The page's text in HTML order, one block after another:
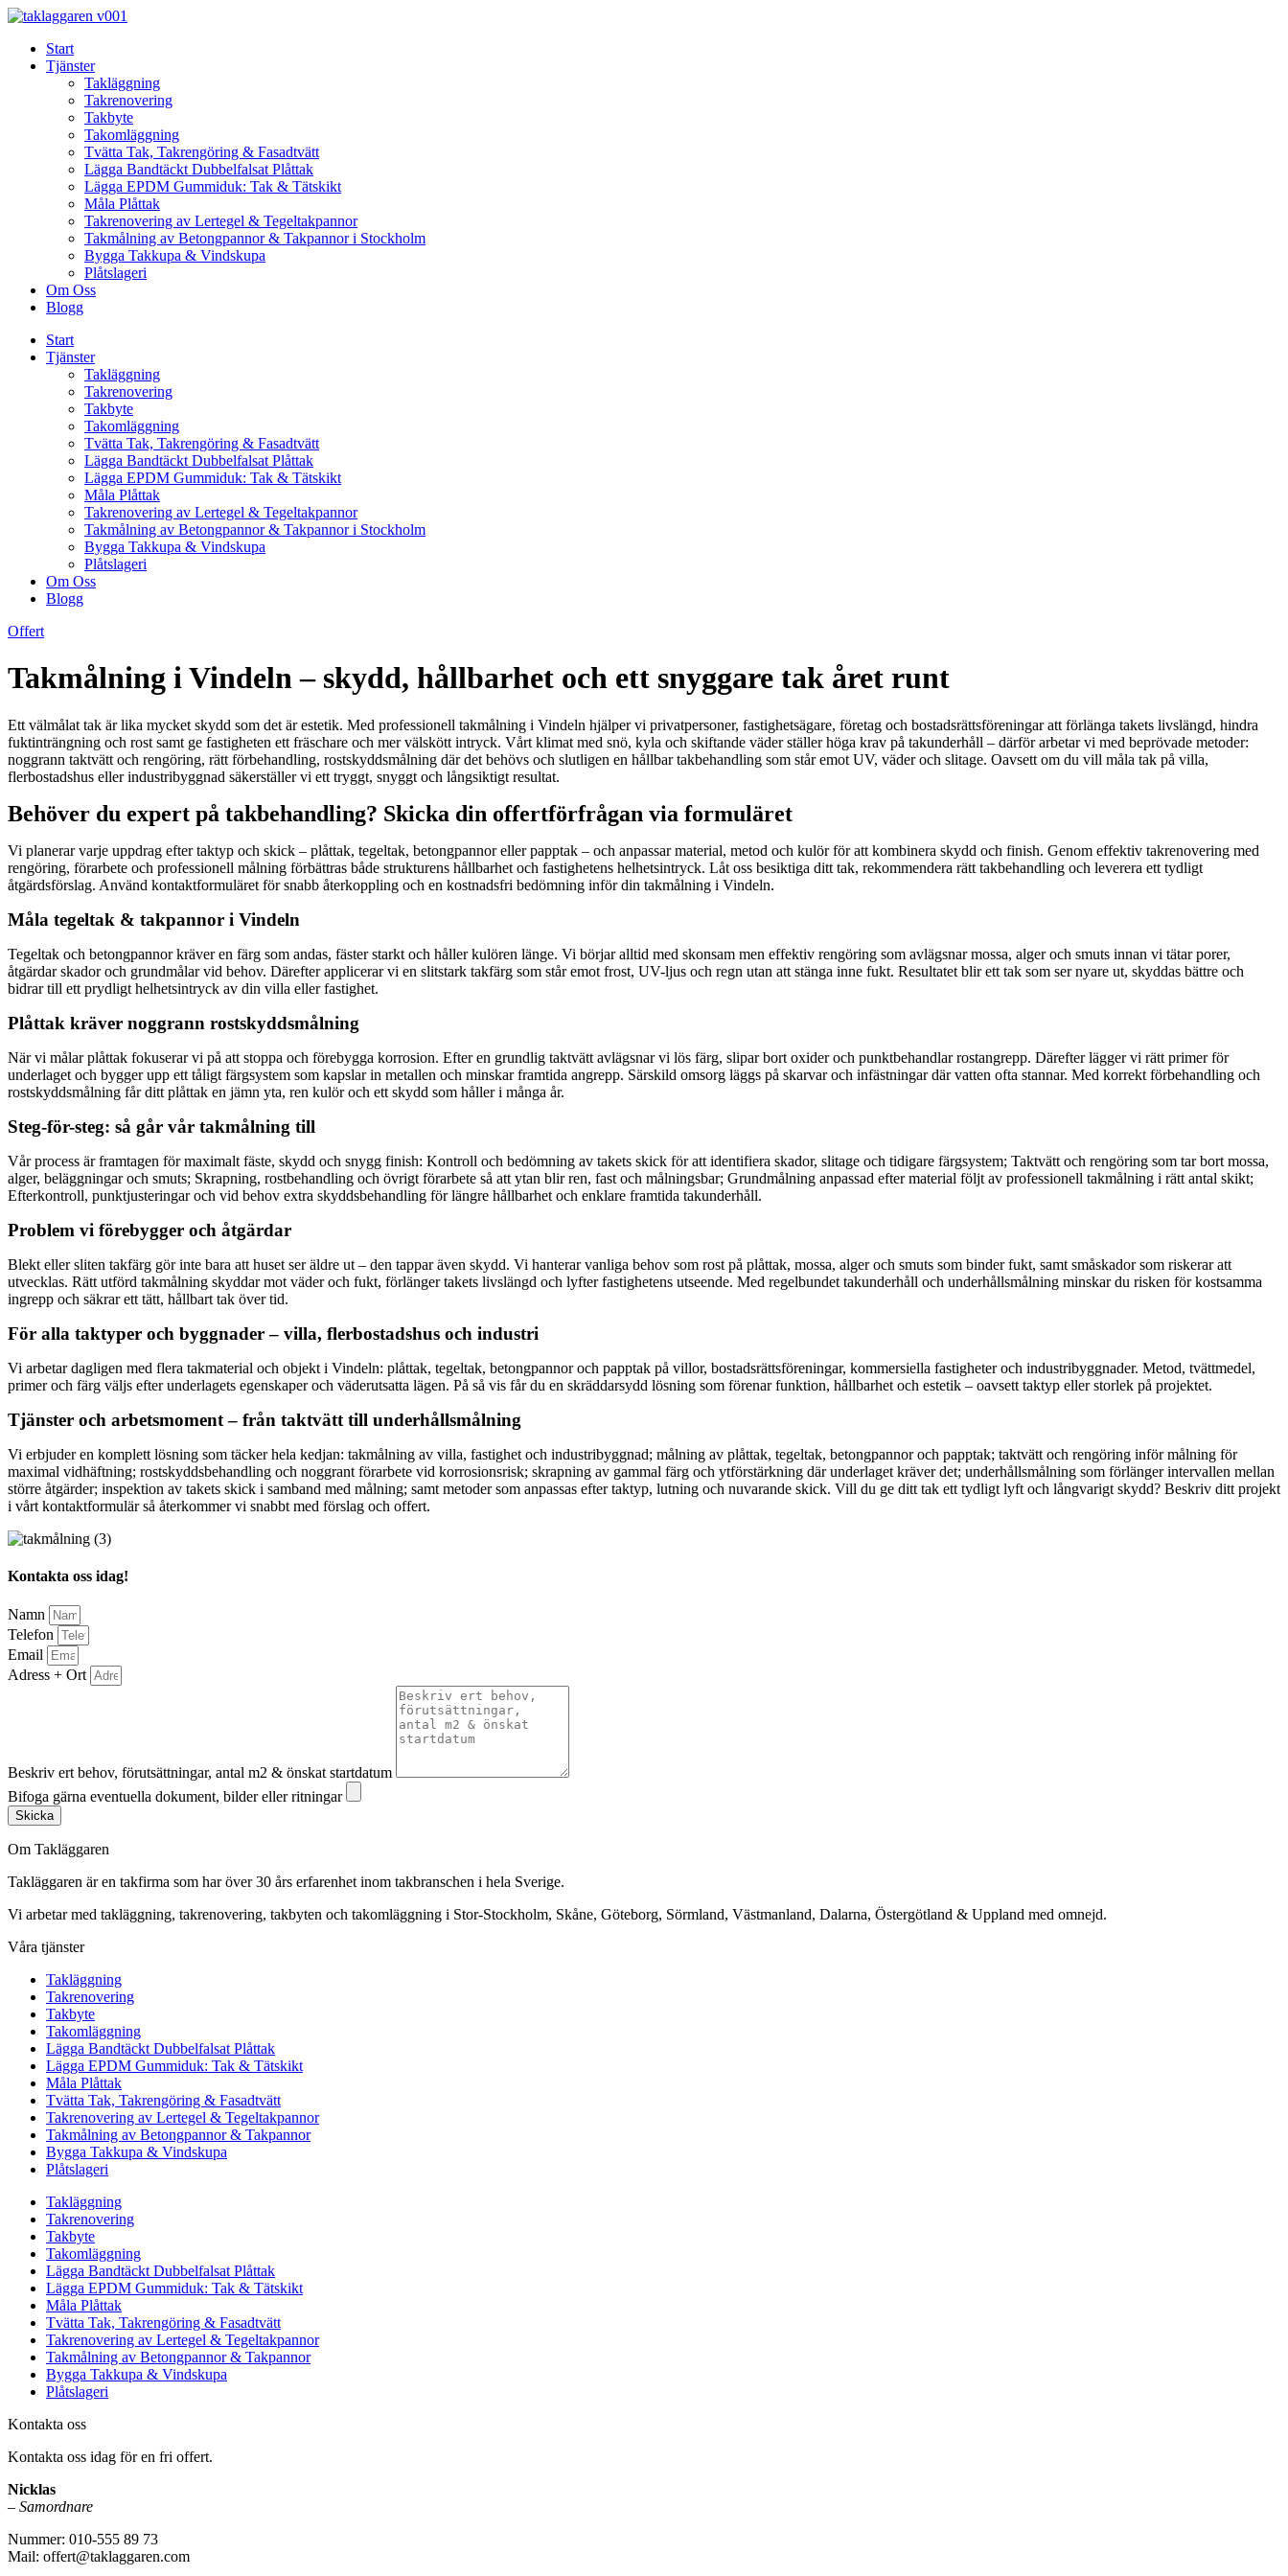
Skip
contentStart
Tjänster
Takläggning
Takrenovering
Takbyte
Takomläggning
Tvätta Tak, Takrengöring & Fasadtvätt
Lägga Bandtäckt Dubbelfalsat Plåttak
Lägga EPDM Gummiduk: Tak & Tätskikt
Måla Plåttak
Takrenovering av Lertegel & Tegeltakpannor
Takmålning av Betongpannor & Takpannor i Stockholm
Bygga Takkupa & Vindskupa
Plåtslageri
Om Oss
Blogg
Start
Tjänster
Takläggning
Takrenovering
Takbyte
Takomläggning
Tvätta Tak, Takrengöring & Fasadtvätt
Lägga Bandtäckt Dubbelfalsat Plåttak
Lägga EPDM Gummiduk: Tak & Tätskikt
Måla Plåttak
Takrenovering av Lertegel & Tegeltakpannor
Takmålning av Betongpannor & Takpannor i Stockholm
Bygga Takkupa & Vindskupa
Plåtslageri
Om Oss
Blogg
Offert
Takmålning i Vindeln – skydd, hållbarhet och ett snyggare tak året runt
Ett välmålat tak är lika mycket skydd som det är estetik. Med professionell takmålning i Vindeln hjälper vi privatpersoner, fastighetsägare, företag och bostadsrättsföreningar att förlänga takets livslängd, hindra
fuktinträngning och rost samt ge fastigheten ett fräschare och mer välskött intryck. Vårt klimat med snö, kyla och skiftande väder ställer höga krav på takunderhåll – därför arbetar vi med beprövade metoder:
noggrann taktvätt och rengöring, rätt förbehandling, rostskyddsmålning där det behövs och slutligen en hållbar takbehandling som står emot UV, väder och slitage. Oavsett om du vill måla tak på villa,
flerbostadshus eller industribyggnad säkerställer vi ett tryggt, snyggt och långsiktigt resultat.
Behöver du expert på takbehandling? Skicka din offertförfrågan via formuläret
Vi planerar varje uppdrag efter taktyp och skick – plåttak, tegeltak, betongpannor eller papptak – och anpassar material, metod och kulör för att kombinera skydd och finish. Genom effektiv takrenovering med
rengöring, förarbete och professionell målning förbättras både strukturens hållbarhet och fastighetens helhetsintryck. Låt oss besiktiga ditt tak, rekommendera rätt takbehandling och leverera ett tydligt
åtgärdsförslag. Använd kontaktformuläret för snabb återkoppling och en kostnadsfri bedömning inför din takmålning i Vindeln.
Måla tegeltak & takpannor i Vindeln
Tegeltak och betongpannor kräver en färg som andas, fäster starkt och håller kulören länge. Vi börjar alltid med skonsam men effektiv rengöring som avlägsnar mossa, alger och smuts innan vi tätar porer,
åtgärdar skador och grundmålar vid behov. Därefter applicerar vi en slitstark takfärg som står emot frost, UV-ljus och regn utan att stänga inne fukt. Resultatet blir ett tak som ser nyare ut, skyddas bättre och
bidrar till ett prydligt helhetsintryck av din villa eller fastighet.
Plåttak kräver noggrann rostskyddsmålning
När vi målar plåttak fokuserar vi på att stoppa och förebygga korrosion. Efter en grundlig taktvätt avlägsnar vi lös färg, slipar bort oxider och punktbehandlar rostangrepp. Därefter lägger vi rätt primer för
underlaget och bygger upp ett tåligt färgsystem som kapslar in metallen och minskar framtida angrepp. Särskild omsorg läggs på skarvar och infästningar där vatten ofta stannar. Med korrekt förbehandling och
rostskyddsmålning får ditt plåttak en jämn yta, ren kulör och ett skydd som håller i många år.
Steg-för-steg: så går vår takmålning till
Vår process är framtagen för maximalt fäste, skydd och snygg finish: Kontroll och bedömning av takets skick för att identifiera skador, slitage och tidigare färgsystem; Taktvätt och rengöring som tar bort mossa,
alger, beläggningar och smuts; Skrapning, rostbehandling och övrigt förarbete så att ytan blir ren, fast och målningsbar; Grundmålning anpassad efter material följt av professionell takmålning i rätt antal skikt;
Efterkontroll, punktjusteringar och vid behov extra skyddsbehandling för längre hållbarhet och enklare framtida takunderhåll.
Problem vi förebygger och åtgärdar
Blekt eller sliten takfärg gör inte bara att huset ser äldre ut – den tappar även skydd. Vi hanterar vanliga behov som rost på plåttak, mossa, alger och smuts som binder fukt, samt småskador som riskerar att
utvecklas. Rätt utförd takmålning skyddar mot väder och fukt, förlänger takets livslängd och lyfter fastighetens utseende. Med regelbundet takunderhåll och underhållsmålning minskar du risken för kostsamma
ingrepp och säkrar ett tätt, hållbart tak över tid.
För alla taktyper och byggnader – villa, flerbostadshus och industri
Vi arbetar dagligen med flera takmaterial och objekt i Vindeln: plåttak, tegeltak, betongpannor och papptak på villor, bostadsrättsföreningar, kommersiella fastigheter och industribyggnader. Metod, tvättmedel,
primer och färg väljs efter underlagets egenskaper och väderutsatta lägen. På så vis får du en skräddarsydd lösning som förenar funktion, hållbarhet och estetik – oavsett taktyp eller storlek på projektet.
Tjänster och arbetsmoment – från taktvätt till underhållsmålning
Vi erbjuder en komplett lösning som täcker hela kedjan: takmålning av villa, fastighet och industribyggnad; målning av plåttak, tegeltak, betongpannor och papptak; taktvätt och rengöring inför målning för
maximal vidhäftning; rostskyddsbehandling och noggrant förarbete vid korrosionsrisk; skrapning av gammal färg och ytförstärkning där underlaget kräver det; underhållsmålning som förlänger intervallen mellan
större åtgärder; inspektion av takets skick i samband med målning; samt metoder som anpassas efter taktyp, lutning och nuvarande skick. Vill du ge ditt tak ett tydligt lyft och långvarigt skydd? Beskriv ditt projekt
i vårt kontaktformulär så återkommer vi snabbt med förslag och offert.
Kontakta oss idag!
Namn
Telefon
Email
Adress + Ort
Beskriv ert behov, förutsättningar, antal m2 & önskat startdatum
Bifoga gärna eventuella dokument, bilder eller ritningar
Skicka
Om Takläggaren
Takläggaren är en takfirma som har över 30 års erfarenhet inom takbranschen i hela Sverige.
Vi arbetar med takläggning, takrenovering, takbyten och takomläggning i Stor-Stockholm, Skåne, Göteborg, Sörmland, Västmanland, Dalarna, Östergötland & Uppland med omnejd.
Våra tjänster
Takläggning
Takrenovering
Takbyte
Takomläggning
Lägga Bandtäckt Dubbelfalsat Plåttak
Lägga EPDM Gummiduk: Tak & Tätskikt
Måla Plåttak
Tvätta Tak, Takrengöring & Fasadtvätt
Takrenovering av Lertegel & Tegeltakpannor
Takmålning av Betongpannor & Takpannor
Bygga Takkupa & Vindskupa
Plåtslageri
Takläggning
Takrenovering
Takbyte
Takomläggning
Lägga Bandtäckt Dubbelfalsat Plåttak
Lägga EPDM Gummiduk: Tak & Tätskikt
Måla Plåttak
Tvätta Tak, Takrengöring & Fasadtvätt
Takrenovering av Lertegel & Tegeltakpannor
Takmålning av Betongpannor & Takpannor
Bygga Takkupa & Vindskupa
Plåtslageri
Kontakta oss
Kontakta oss idag för en fri offert.
Nicklas
– Samordnare
Nummer: 010-555 89 73
Mail: offert@taklaggaren.com